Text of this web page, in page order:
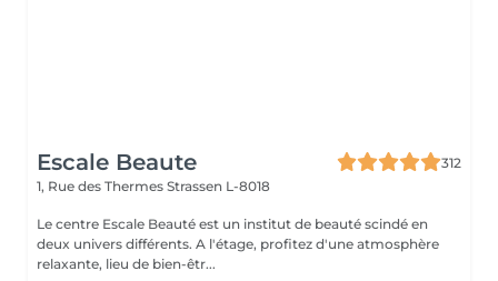
Escale Beaute
312
1, Rue des Thermes Strassen L-8018
Le centre Escale Beauté est un institut de beauté scindé en
deux univers différents. A l'étage, profitez d'une atmosphère
relaxante, lieu de bien-êtr...